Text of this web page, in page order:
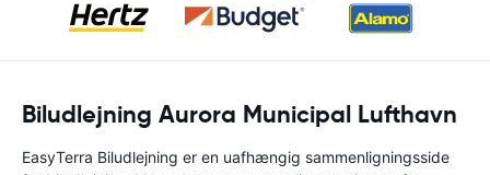
Biludlejning Aurora Municipal Lufthavn
EasyTerra Biludlejning er en uafhængig sammenligningsside